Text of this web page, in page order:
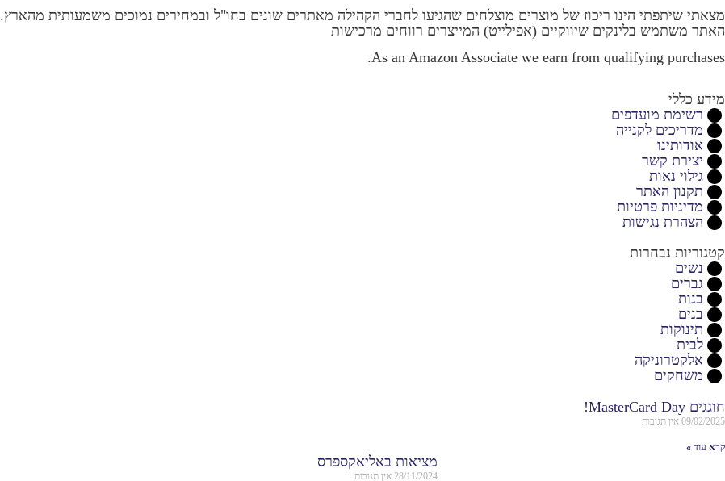
מצאתי שיתפתי הינו ריכוז של מוצרים מוצלחים שהגיעו לחברי הקהילה מאתרים שונים בחו"ל ובמחירים נמוכים משמעותית מהארץ.
האתר משתמש בלינקים שיווקיים (אפילייט) המייצרים רווחים מרכישות
As an Amazon Associate we earn from qualifying purchases.
מידע כללי
רשימת מועדפים
מדריכים לקנייה
אודותינו
יצירת קשר
גילוי נאות
תקנון האתר
מדיניות פרטיות
הצהרת נגישות
קטגוריות נבחרות
נשים
גברים
בנות
בנים
תינוקות
לבית
אלקטרוניקה
משחקים
חוגגים MasterCard Day!
09/02/2025 אין תגובות
קרא עוד »
מציאות באליאקספרס
28/11/2024 אין תגובות